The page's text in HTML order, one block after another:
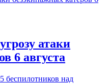
атаки
6 августа